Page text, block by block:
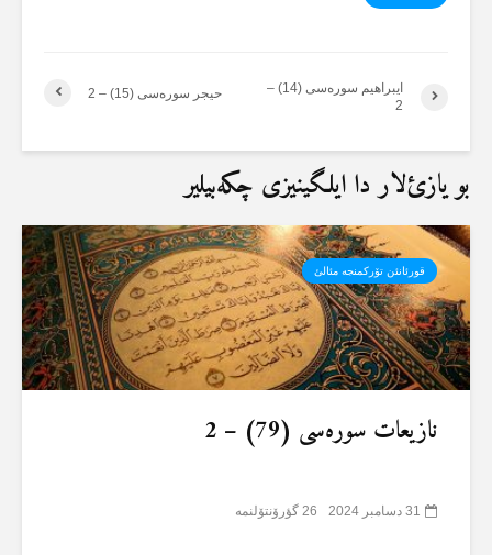
حیجر سورەسی (15) – 2
ایبراهیم سورەسی (14) –
2
بو یازئ‌لار دا ایلگینیزی چکەبیلیر
قورئانئن تۆرکمنجە مئالئ
نازیعات سورەسی (79) – 2
31 دسامبر 2024 26 گؤرۆنتۆلنمە